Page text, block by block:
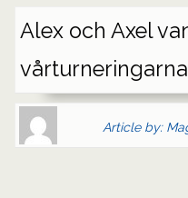
Alex och Axel
vårturneringarna
Author
Gravatar
Article by: